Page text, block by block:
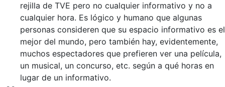
rejilla de TVE pero no cualquier informativo y no a
cualquier hora. Es lógico y humano que algunas
personas consideren que su espacio informativo es el
mejor del mundo, pero también hay, evidentemente,
muchos espectadores que prefieren ver una película,
un musical, un concurso, etc. según a qué horas en
lugar de un informativo.